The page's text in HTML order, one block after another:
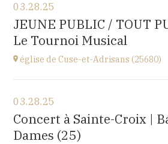
EHPAD du Centre hospitalier
1 avenue du Président Kennedy,
DAMES
03.28.25
JEUNE PUBLIC / TOUT
Le Tournoi Musical
église de Cuse-et-Adrisans (25680)
Cuse-et-Adrisans
(25680)
at18H30
03.28.25
Concert à Sainte-Croix |
Dames (25)